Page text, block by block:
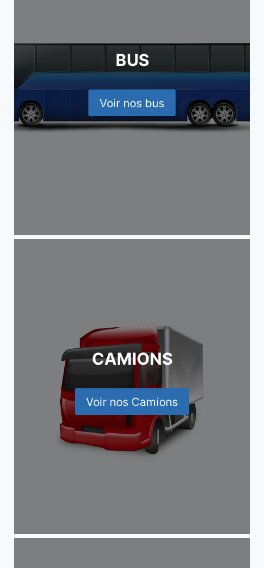
BUS
Voir nos bus
CAMIONS
Voir nos Camions